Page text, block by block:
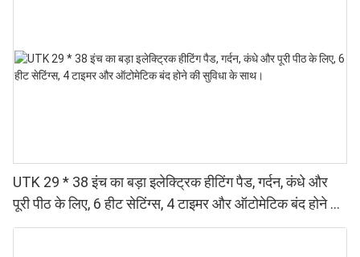
UTK 29 * 38 इंच का बड़ा इलेक्ट्रिक हीटिंग पैड, गर्दन, कंधे और
पूरी पीठ के लिए, 6 हीट सेटिंग्स, 4 टाइमर और ऑटोमेटिक बंद होने की
सुविधा के साथ।